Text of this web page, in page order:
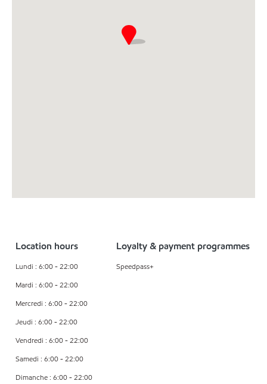
Location hours
Lundi : 6:00 - 22:00
Mardi : 6:00 - 22:00
Mercredi : 6:00 - 22:00
Jeudi : 6:00 - 22:00
Vendredi : 6:00 - 22:00
Samedi : 6:00 - 22:00
Dimanche : 6:00 - 22:00
Loyalty & payment programmes
Speedpass+